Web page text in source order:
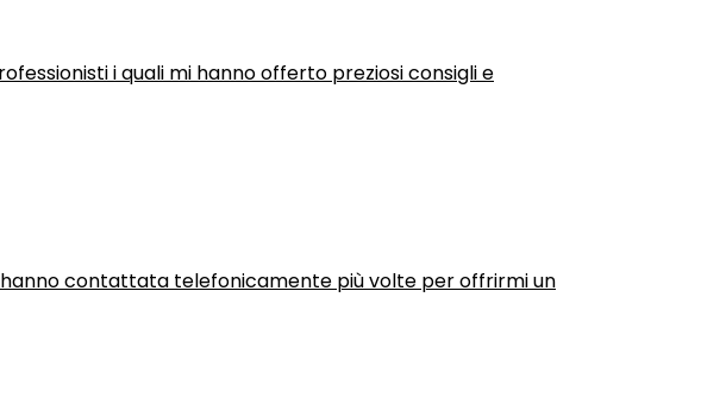
i quali mi hanno offerto preziosi consigli e
contattata telefonicamente più volte per offrirmi un